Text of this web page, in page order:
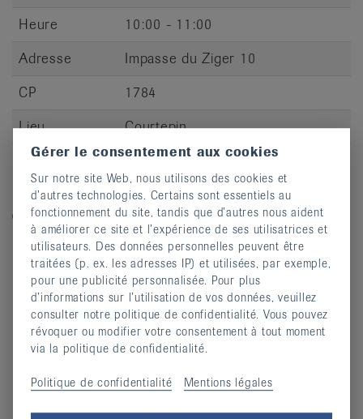
Heure
10:00 - 11:00
Adresse
Impasse du Ziger 10
CP
1784
Lieu
Courtepin
S’inscrire
Légende
Dans les cours labellisés «equilibre-en-marche.ch», vous
entraînez la force, l’équilibre et la dynamique et prévenez
ainsi les chutes.
Gérer le consentement aux cookies
Sur notre site Web, nous utilisons des cookies et
d’autres technologies. Certains sont essentiels au
fonctionnement du site, tandis que d’autres nous aident
à améliorer ce site et l’expérience de ses utilisatrices et
utilisateurs. Des données personnelles peuvent être
traitées (p. ex. les adresses IP) et utilisées, par exemple,
pour une publicité personnalisée. Pour plus
d’informations sur l’utilisation de vos données, veuillez
consulter notre politique de confidentialité. Vous pouvez
révoquer ou modifier votre consentement à tout moment
via la politique de confidentialité.
Politique de confidentialité Mentions légales